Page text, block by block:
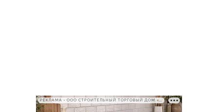
РЕКЛАМА • ООО СТРОИТЕЛЬНЫЙ ТОРГОВЫЙ ДОМ «ПЕТРОВИЧ», ИНН 7802348846